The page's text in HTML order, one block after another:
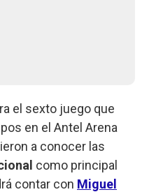
el sexto juego que
en el Antel Arena
a conocer las
como principal
contar con Miguel